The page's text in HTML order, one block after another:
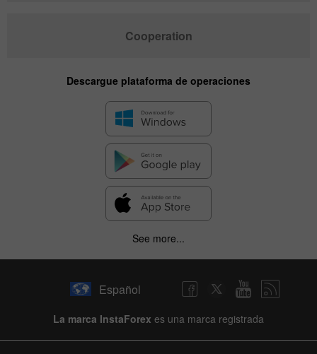
Cooperation
Descargue plataforma de operaciones
See more...
Español
La marca InstaForex es una marca registrada